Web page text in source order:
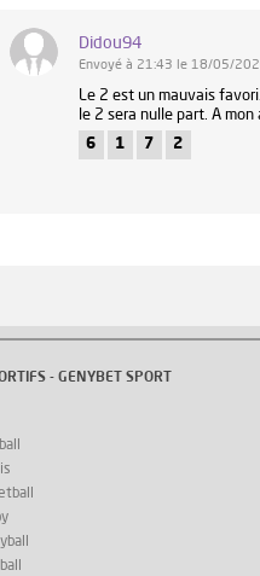
Didou94
Envoyé à 21:43 le 18/05/
Le 2 est un mauvais
le 2 sera nulle part. A
6
1 7 2
- GENYBET SPORT